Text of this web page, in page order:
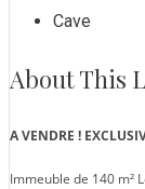
Cave
About This
A VENDRE !
Immeuble de 140 m²